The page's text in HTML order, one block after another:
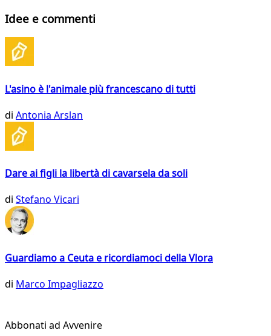
Idee e commenti
L'asino è l'animale più francescano di tutti
di Antonia Arslan
Dare ai figli la libertà di cavarsela da soli
di Stefano Vicari
Guardiamo a Ceuta e ricordiamoci della Vlora
di Marco Impagliazzo
Abbonati ad Avvenire